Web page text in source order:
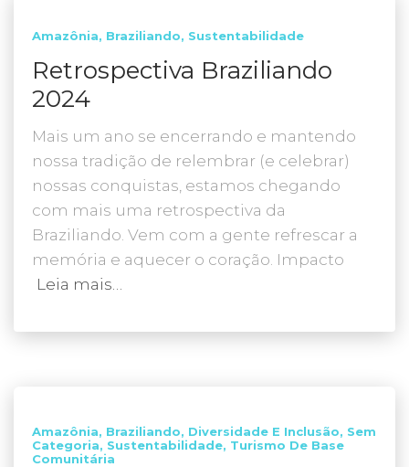
Amazônia Braziliando Sustentabilidade
Retrospectiva Braziliando
2024
Mais um ano se encerrando e mantendo
nossa tradição de relembrar (e celebrar)
nossas conquistas, estamos chegando
com mais uma retrospectiva da
Braziliando. Vem com a gente refrescar a
memória e aquecer o coração. Impacto
Leia mais…
Amazônia Braziliando Diversidade E Inclusão
Sem
Categoria
Sustentabilidade Turismo De Base
Comunitária